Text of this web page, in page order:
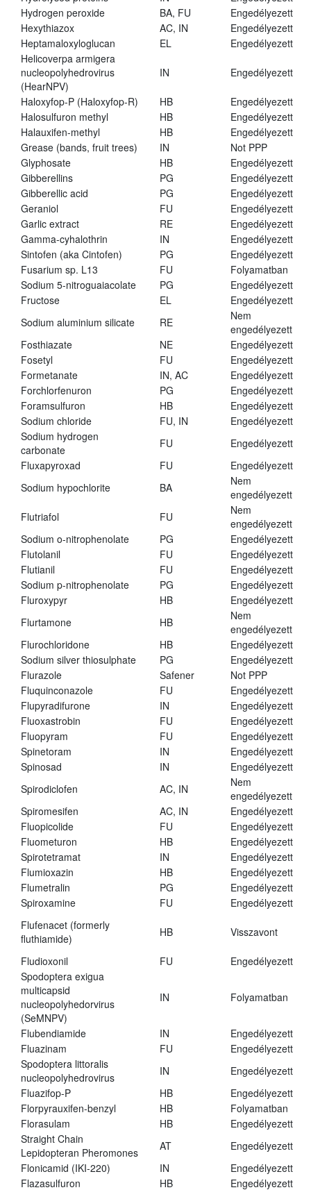
Hydrogen peroxide
BA, FU
Engedélyezett
Hexythiazox
AC, IN
Engedélyezett
Heptamaloxyloglucan
EL
Engedélyezett
Helicoverpa armigera
nucleopolyhedrovirus
(HearNPV)
IN Engedélyezett
Haloxyfop-P (Haloxyfop-R) HB
Engedélyezett
Halosulfuron methyl
HB
Engedélyezett
Halauxifen-methyl
HB
Engedélyezett
Grease (bands, fruit trees)
IN
Not PPP
Glyphosate
HB
Engedélyezett
Gibberellins
PG
Engedélyezett
Gibberellic acid
PG
Engedélyezett
Geraniol
FU
Engedélyezett
Garlic extract
RE
Engedélyezett
Gamma-cyhalothrin
IN
Engedélyezett
Sintofen (aka Cintofen)
PG
Engedélyezett
Fusarium sp. L13
FU
Folyamatban
Sodium 5-nitroguaiacolate
PG
Engedélyezett
Fructose
EL
Engedélyezett
Sodium aluminium silicate
RE
Nem
engedélyezett
Fosthiazate
NE
Engedélyezett
Fosetyl
FU
Engedélyezett
Formetanate
IN, AC
Engedélyezett
Forchlorfenuron
PG
Engedélyezett
Foramsulfuron
HB
Engedélyezett
Sodium chloride
FU, IN
Engedélyezett
Sodium hydrogen
carbonate
FU
Engedélyezett
Fluxapyroxad
FU
Engedélyezett
Sodium hypochlorite
BA
Nem
engedélyezett
Flutriafol
FU
Nem
engedélyezett
Sodium o-nitrophenolate
PG
Engedélyezett
Flutolanil
FU
Engedélyezett
Flutianil
FU
Engedélyezett
Sodium p-nitrophenolate
PG
Engedélyezett
Fluroxypyr
HB
Engedélyezett
Flurtamone
HB
Nem
engedélyezett
Flurochloridone
HB
Engedélyezett
Sodium silver thiosulphate
PG
Engedélyezett
Flurazole
Safener
Not PPP
Fluquinconazole
FU
Engedélyezett
Flupyradifurone
IN
Engedélyezett
Fluoxastrobin
FU
Engedélyezett
Fluopyram
FU
Engedélyezett
Spinetoram
IN
Engedélyezett
Spinosad
IN
Engedélyezett
Spirodiclofen
AC, IN
Nem
engedélyezett
Spiromesifen
AC, IN
Engedélyezett
Fluopicolide
FU
Engedélyezett
Fluometuron
HB
Engedélyezett
Spirotetramat
IN
Engedélyezett
Flumioxazin
HB
Engedélyezett
Flumetralin
PG
Engedélyezett
Spiroxamine
FU
Engedélyezett
Flufenacet (formerly
fluthiamide)
HB Visszavont
Fludioxonil FU
Engedélyezett
Spodoptera exigua
multicapsid
nucleopolyhedorvirus
(SeMNPV)
IN Folyamatban
Flubendiamide IN
Engedélyezett
Fluazinam
FU
Engedélyezett
Spodoptera littoralis
nucleopolyhedrovirus
IN
Engedélyezett
Fluazifop-P
HB
Engedélyezett
Florpyrauxifen-benzyl
HB
Folyamatban
Florasulam
HB
Engedélyezett
Straight Chain
Lepidopteran Pheromones
AT
Engedélyezett
Flonicamid (IKI-220)
IN
Engedélyezett
Flazasulfuron
HB Engedélyezett